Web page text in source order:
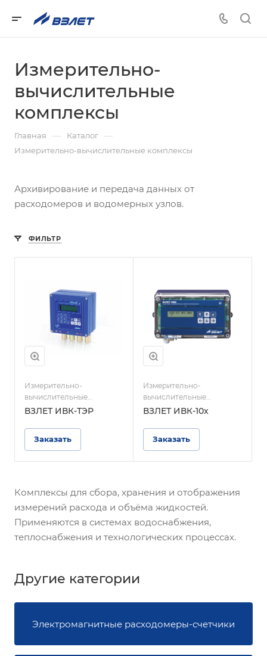
Измерительно-
вычислительные
комплексы
Главная — Каталог —
Измерительно-вычислительные комплексы
Архивирование и передача данных от
расходомеров и водомерных узлов.
ФИЛЬТР
Измерительно-
вычислительные
комплексы
ВЗЛЕТ ИВК-ТЭР
Заказать
Измерительно-
вычислительные
комплексы
ВЗЛЕТ ИВК-10х
Заказать
Комплексы для сбора, хранения и отображения
измерений расхода и объёма жидкостей.
Применяются в системах водоснабжения,
теплоснабжения и технологических процессах.
Другие категории
Электромагнитные расходомеры-счетчики